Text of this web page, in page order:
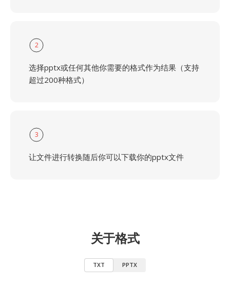
2
选择pptx或任何其他你需要的格式作为结果（支持
超过200种格式）
3
让文件进行转换随后你可以下载你的pptx文件
关于格式
TXT PPTX